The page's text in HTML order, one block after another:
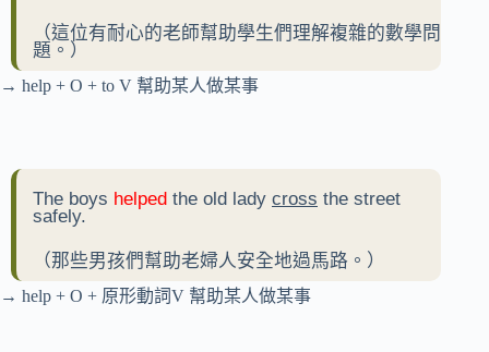
（這位有耐心的老師幫助學生們理解複雜的數學問
題。）
→ help + O + to V 幫助某人做某事
The boys helped the old lady cross the street
safely.
（那些男孩們幫助老婦人安全地過馬路。）
→ help + O + 原形動詞V 幫助某人做某事